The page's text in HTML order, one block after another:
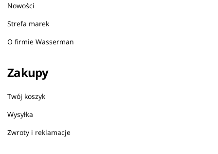
Nowości
Strefa marek
O firmie Wasserman
Zakupy
Twój koszyk
Wysyłka
Zwroty i reklamacje